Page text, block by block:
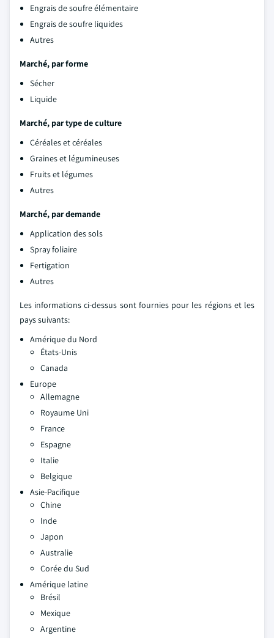
Engrais de soufre élémentaire
Engrais de soufre liquides
Autres
Marché, par forme
Sécher
Liquide
Marché, par type de culture
Céréales et céréales
Graines et légumineuses
Fruits et légumes
Autres
Marché, par demande
Application des sols
Spray foliaire
Fertigation
Autres
Les informations ci-dessus sont fournies pour les régions et les
pays suivants:
Amérique du Nord
États-Unis
Canada
Europe
Allemagne
Royaume Uni
France
Espagne
Italie
Belgique
Asie-Pacifique
Chine
Inde
Japon
Australie
Corée du Sud
Amérique latine
Brésil
Mexique
Argentine